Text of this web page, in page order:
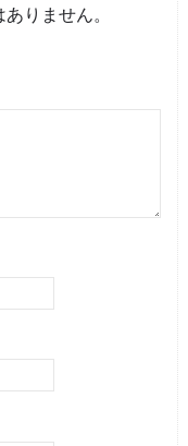
りません。